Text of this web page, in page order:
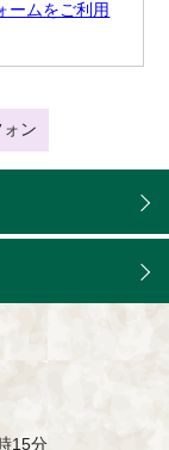
ームをご利用
ン
15分